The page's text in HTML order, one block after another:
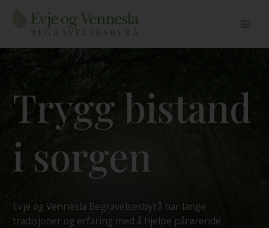
Trygg bistand
i sorgen
Evje og Vennesla Begravelsesbyrå har lange
tradisjoner og erfaring med å hjelpe pårørende